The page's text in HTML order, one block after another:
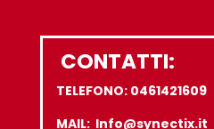
CONTATTI:
TELEFONO: 0461421609
MAIL: Info@synectix.it